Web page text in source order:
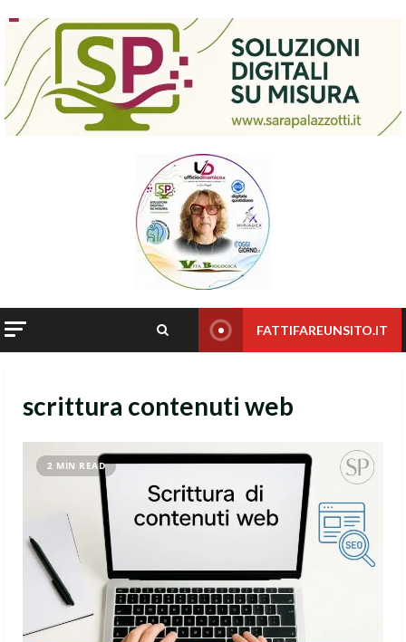
content
FATTIFAREUNSITO.IT
scrittura contenuti web
2 MIN READ